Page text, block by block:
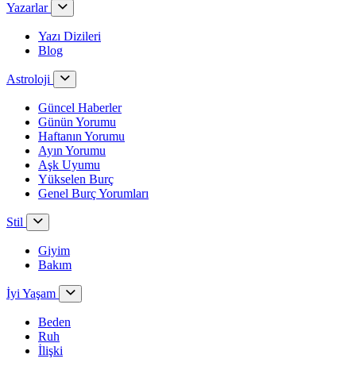
Yazarlar
Yazı Dizileri
Blog
Astroloji
Güncel Haberler
Günün Yorumu
Haftanın Yorumu
Ayın Yorumu
Aşk Uyumu
Yükselen Burç
Genel Burç Yorumları
Stil
Giyim
Bakım
İyi Yaşam
Beden
Ruh
İlişki